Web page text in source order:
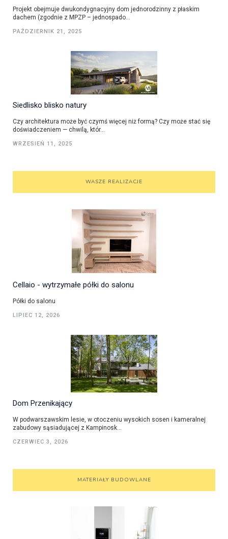
Projekt obejmuje dwukondygnacyjny dom jednorodzinny z płaskim
dachem (zgodnie z MPZP – jednospado...
PAŹDZIERNIK 21, 2025
Siedlisko blisko natury
Czy architektura może być czymś więcej niż formą? Czy może stać się
doświadczeniem — chwilą, któr...
WRZESIEŃ 11, 2025
WASZE REALIZACJE
Cellaio - wytrzymałe półki do salonu
Półki do salonu
LIPIEC 12, 2026
Dom Przenikający
W podwarszawskim lesie, w otoczeniu wysokich sosen i kameralnej
zabudowy sąsiadującej z Kampinosk...
CZERWIEC 3, 2026
MATERIAŁY BUDOWLANE